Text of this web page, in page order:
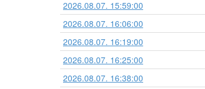
2026.08.07. 15:59:00
2026.08.07. 16:06:00
2026.08.07. 16:19:00
2026.08.07. 16:25:00
2026.08.07. 16:38:00